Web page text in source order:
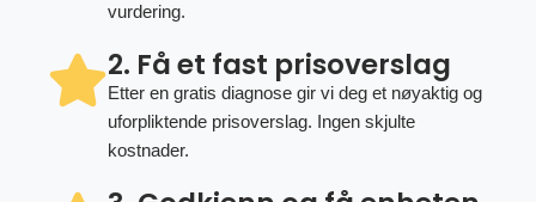
vurdering.
2. Få et fast prisoverslag
Etter en gratis diagnose gir vi deg et nøyaktig og
uforpliktende prisoverslag. Ingen skjulte
kostnader.